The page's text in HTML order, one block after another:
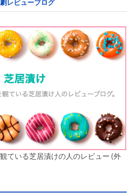
レビューブログ
ている芝居漬けの人のレビュー (外